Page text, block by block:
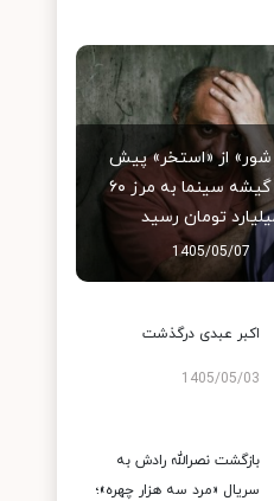
شور» از «استخر» پیش
افتاد؛ گیشه سینما به مرز ۶۰
تومان رسید
1405/05/07
اکبر عبدی درگذشت
1405/05/03
بازگشت نصرالله رادش به
سریال «مرد سه هزار چهره»؛